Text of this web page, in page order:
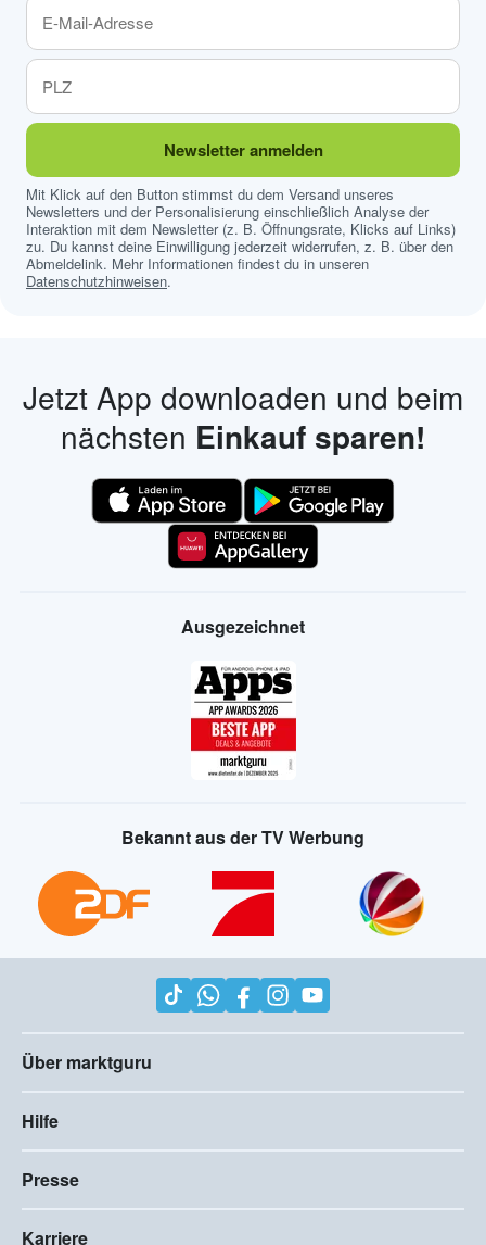
Newsletter anmelden
Mit Klick auf den Button stimmst du dem Versand unseres
Newsletters und der Personalisierung einschließlich Analyse der
Interaktion mit dem Newsletter (z. B. Öffnungsrate, Klicks auf Links)
zu. Du kannst deine Einwilligung jederzeit widerrufen, z. B. über den
Abmeldelink. Mehr Informationen findest du in unseren
Datenschutzhinweisen.
Jetzt App downloaden und beim
nächsten Einkauf sparen!
Ausgezeichnet
Bekannt aus der TV Werbung
Über marktguru
Hilfe
Presse
Karriere